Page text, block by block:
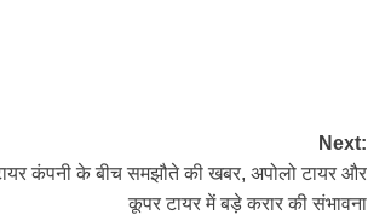
Next:
कंपनी के बीच समझौते की खबर, अपोलो टायर और
कूपर टायर में बड़े करार की संभावना